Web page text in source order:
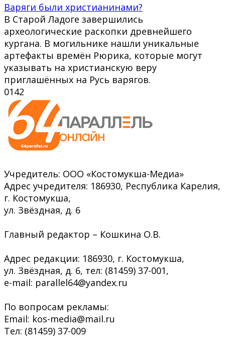
Варяги были христианинами?
В Старой Ладоге завершились
археологические раскопки древнейшего
кургана. В могильнике нашли уникальные
артефакты времён Рюрика, которые могут
указывать на христианскую веру
приглашённых на Русь варягов.
0142
Учредитель: ООО «Костомукша-Медиа»
Адрес учредителя: 186930, Республика Карелия,
г. Костомукша,
ул. Звёздная, д. 6
Главный редактор – Кошкина О.В.
Адрес редакции: 186930, г. Костомукша,
ул. Звёздная, д. 6, тел: (81459) 37-001,
e-mail: parallel64@yandex.ru
По вопросам рекламы:
Email: kos-media@mail.ru
Тел: (81459) 37-009